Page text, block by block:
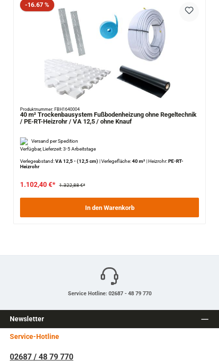
Rabatt
-16.67 %
Produktnummer: FBH1640004
40 m² Trockenbausystem Fußbodenheizung ohne Regeltechnik
/ PE-RT-Heizrohr / VA 12,5 / ohne Knauf
Versand per Spedition
Verfügbar, Lieferzeit: 3-5 Arbeitstage
Verlegeabstand:
VA 12,5 - (12,5 cm) |Verlegefläche:40 m²|Heizrohr:PE-RT-
Heizrohr
1.102,40 €* 1.322,88 €*
In den Warenkorb
Service Hotline: 02687 - 48 79 770
Newsletter
Service-Hotline
02687 / 48 79 770